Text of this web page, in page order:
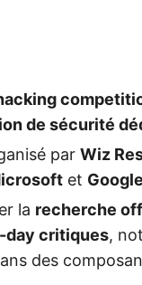
de sécurité
par Wiz
et
la recherche
day critiques,
des